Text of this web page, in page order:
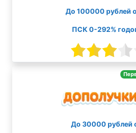
До 100000 рублей
ПСК 0-292%
До 30000 рублей